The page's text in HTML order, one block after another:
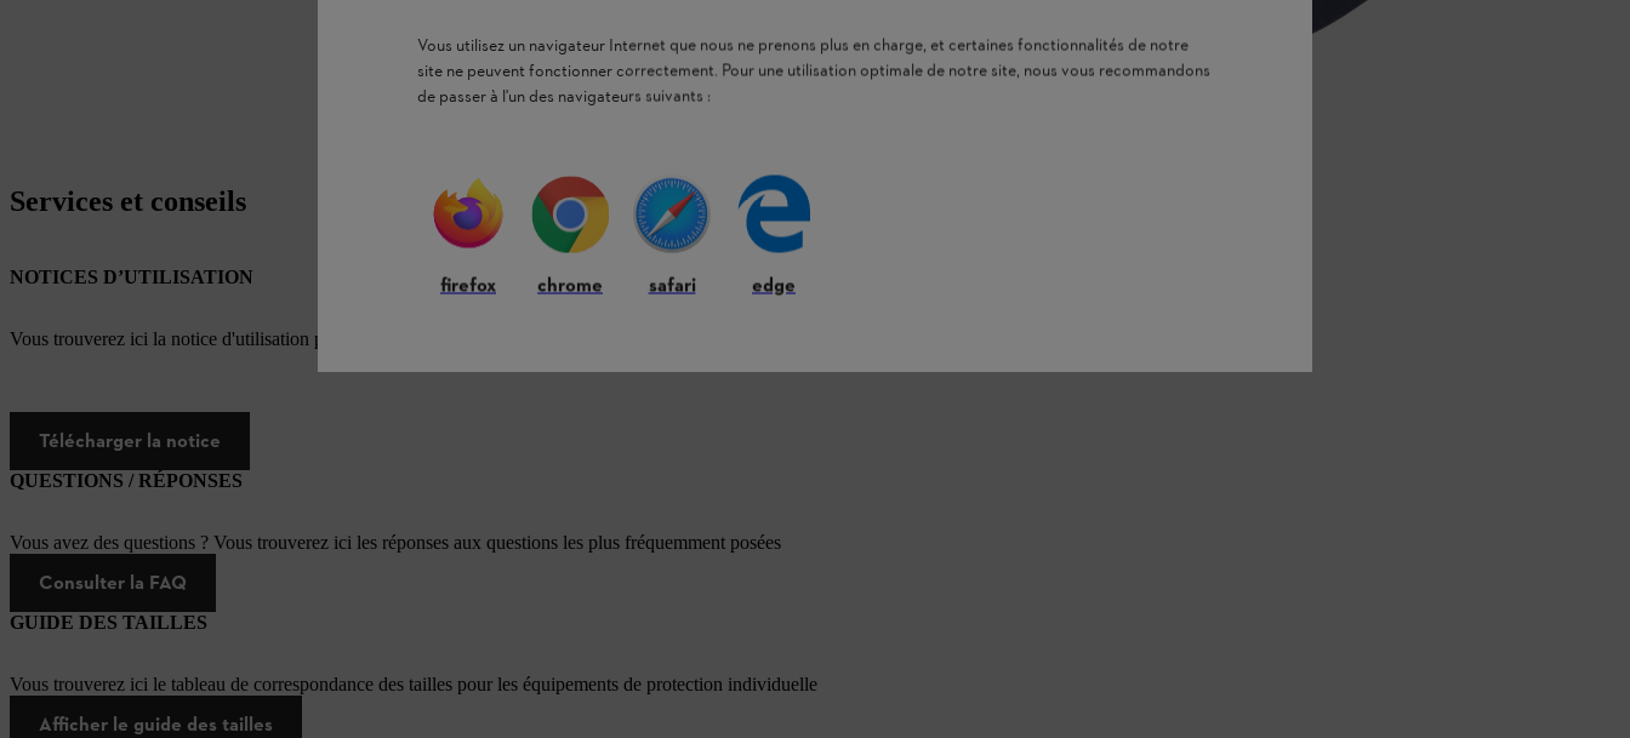
Services et conseils
NOTICES D’UTILISATION
Vous trouverez ici la notice d'utilisation pour ce produit STIHL
Télécharger la notice
QUESTIONS / RÉPONSES
Vous avez des questions ? Vous trouverez ici les réponses aux questions les plus fréquemment posées
Consulter la FAQ
GUIDE DES TAILLES
Vous trouverez ici le tableau de correspondance des tailles pour les équipements de protection individuelle
Afficher le guide des tailles
Vous utilisez un navigateur Internet que nous ne prenons plus en charge, et certaines fonctionnalités de notre
site ne peuvent fonctionner correctement. Pour une utilisation optimale de notre site, nous vous recommandons
de passer à l'un des navigateurs suivants :
firefox chrome safari edge